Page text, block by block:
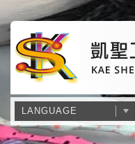
LANGUAGE